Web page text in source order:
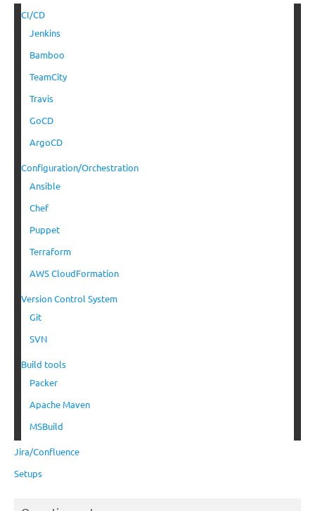
CI/CD
Jenkins
Bamboo
TeamCity
Travis
GoCD
ArgoCD
Configuration/Orchestration
Ansible
Chef
Puppet
Terraform
AWS CloudFormation
Version Control System
Git
SVN
Build tools
Packer
Apache Maven
MSBuild
Jira/Confluence
Setups